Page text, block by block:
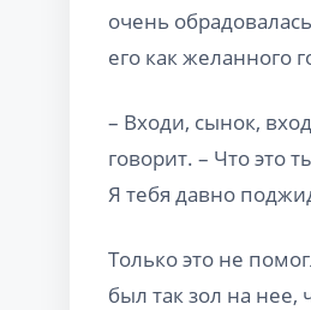
очень
его как желанного
– Входи, сынок,
говорит. – Что это
Я тебя давно
Только это не
был так зол на нее,